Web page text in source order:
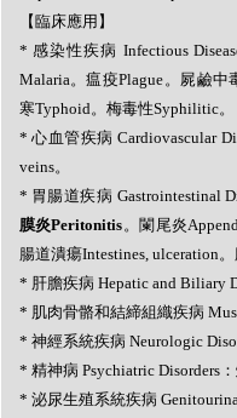
【臨床應用】
* 感染性疾病 Infectious
Malaria。瘟疫Plague。屍鹼中
寒Typhoid。梅毒性Syphilitic。
* 心血管疾病 Cardiovascular
veins。
* 胃腸道疾病 Gastrointestinal
膜炎Peritonitis。闌尾炎
腸道潰瘍Intestines, ulceration。
* 肝膽疾病 Hepatic and Biliary
* 肌肉骨骼和結締組織疾病
* 神經系統疾病 Neurologic
* 精神病 Psychiatric Disorders：
* 泌尿生殖系統疾病